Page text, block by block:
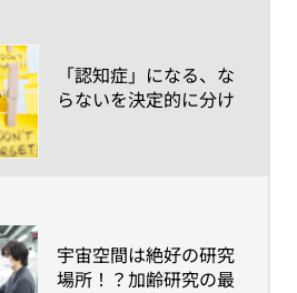
​「認知症」になる、な
らないを決定的に分け
​宇宙空間は絶好の研究
場所！？加齢研究の最